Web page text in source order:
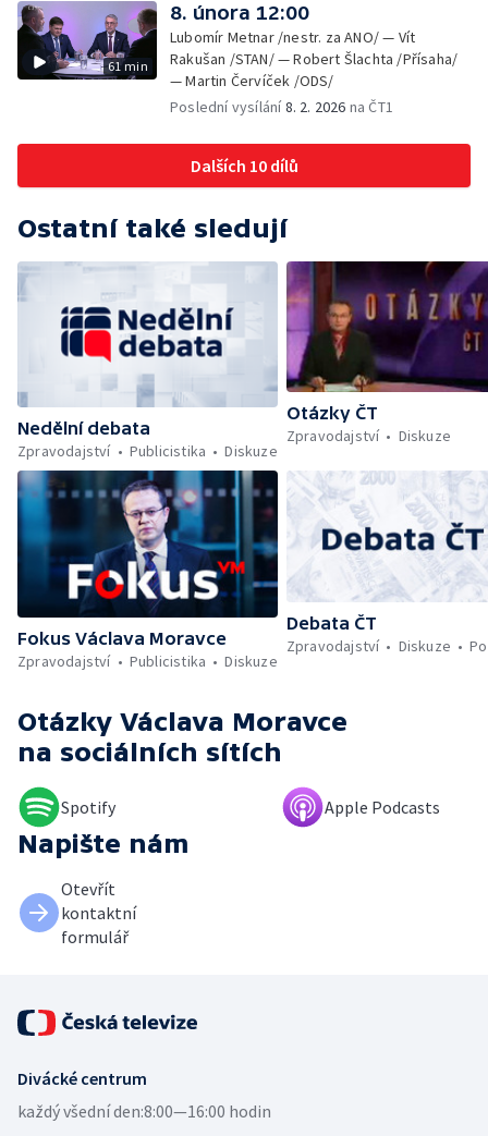
61 min
8. února 12:00
Lubomír Metnar /nestr. za ANO/ — Vít
Rakušan /STAN/ — Robert Šlachta /Přísaha/
— Martin Červíček /ODS/
Poslední vysílání8. 2. 2026 na ČT1
Dalších 10 dílů
Ostatní také sledují
Nedělní debata
Zpravodajství
Publicistika Diskuze
Otázky ČT
Zpravodajství
Diskuze
Fokus Václava Moravce
Zpravodajství
Publicistika Diskuze
Debata ČT
Zpravodajství
Diskuze
Otázky Václava Moravce
na sociálních sítích
Spotify Apple Podcasts
Napište nám
Otevřít
kontaktní
formulář
Divácké centrum
každý všední den:8:00—16:00 hodin